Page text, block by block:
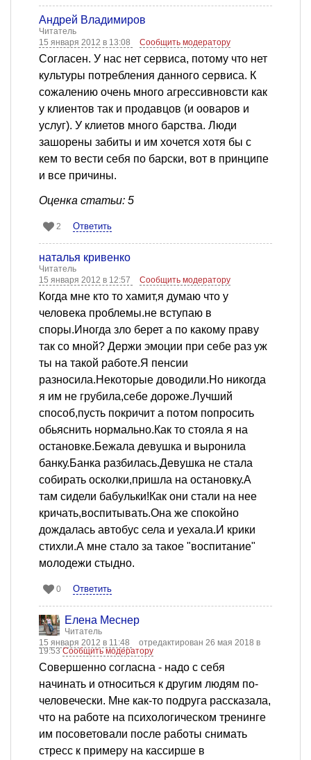
Андрей Владимиров
Читатель
15 января 2012 в 13:08
Сообщить модератору
Согласен. У нас нет сервиса, потому что нет
культуры потребления данного сервиса. К
сожалению очень много агрессивновсти как
у клиентов так и продавцов (и ооваров и
услуг). У клиетов много барства. Люди
зашорены забиты и им хочется хотя бы с
кем то вести себя по барски, вот в принципе
и все причины.
Оценка статьи: 5
2 Ответить
наталья кривенко
Читатель
15 января 2012 в 12:57
Сообщить модератору
Когда мне кто то хамит,я думаю что у
человека проблемы.не вступаю в
споры.Иногда зло берет а по какому праву
так со мной? Держи эмоции при себе раз уж
ты на такой работе.Я пенсии
разносила.Некоторые доводили.Но никогда
я им не грубила,себе дороже.Лучший
способ,пусть покричит а потом попросить
обьяснить нормально.Как то стояла я на
остановке.Бежала девушка и выронила
банку.Банка разбилась.Девушка не стала
собирать осколки,пришла на остановку.А
там сидели бабульки!Как они стали на нее
кричать,воспитывать.Она же спокойно
дождалась автобус села и уехала.И крики
стихли.А мне стало за такое "воспитание"
молодежи стыдно.
0 Ответить
Елена Меснер
Читатель
15 января 2012 в 11:48
отредактирован 26 мая 2018 в
19:53Сообщить модератору
Совершенно согласна - надо с себя
начинать и относиться к другим людям по-
человечески. Мне как-то подруга рассказала,
что на работе на психологическом тренинге
им посоветовали после работы снимать
стресс к примеру на кассирше в